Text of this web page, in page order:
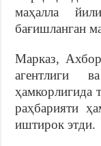
маҳалла
бағишланган
Марказ,
агентлиги
ҳамкорлигида
раҳбарияти
иштирок этди.